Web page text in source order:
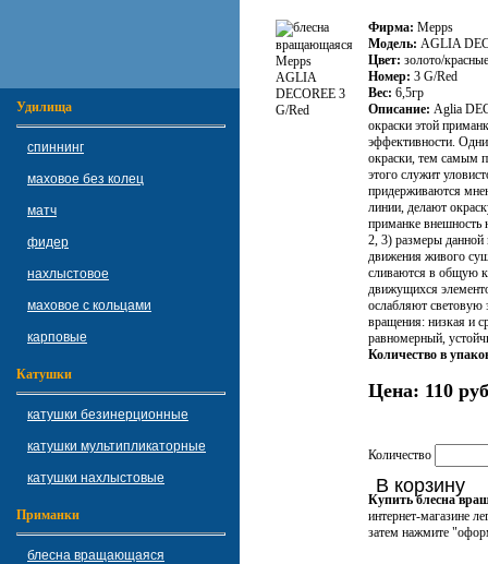
Удилища
спиннинг
маховое без колец
матч
фидер
нахлыстовое
маховое с кольцами
карповые
Катушки
катушки безинерционные
катушки мультипликаторные
катушки нахлыстовые
Приманки
блесна вращающаяся
Фирма: Mepps
Модель: AGLIA
Цвет: золото/
Номер: 3 G/Red
Вес: 6,5гр
Описание: Aglia
окраски этой
эффективности. Одни
окраски, тем самым
этого служит
придерживаются
линии, делают
приманке
2, 3) размеры
движения живого
сливаются в общую
движущихся
ослабляют световую
вращения: низкая и
равномерный,
Количество в
Цена: 110
Количество
В корзину
Купить блесна
интернет-магазине
затем нажмите